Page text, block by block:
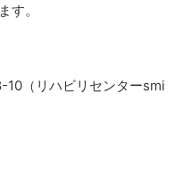
す。
（リハビリセンターsmi